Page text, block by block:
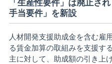
手当要件」を新設
人材開発支援助成金を含む雇
る賃金加算の取組みを支援す
主に対して、助成額の引き上